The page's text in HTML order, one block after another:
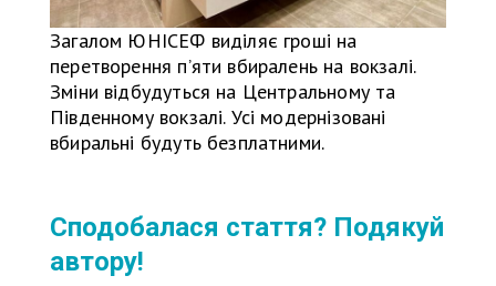
Загалом ЮНІСЕФ виділяє гроші на
перетворення п’яти вбиралень на вокзалі.
Зміни відбудуться на Центральному та
Південному вокзалі. Усі модернізовані
вбиральні будуть безплатними.
Сподобалася стаття? Подякуй
автору!